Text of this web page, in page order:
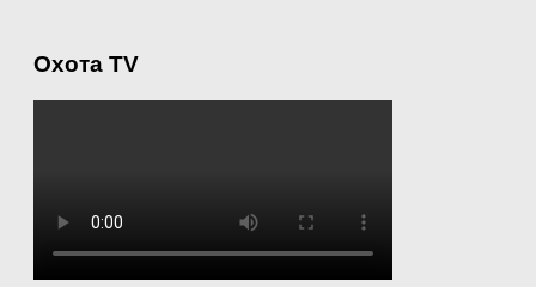
Охота TV